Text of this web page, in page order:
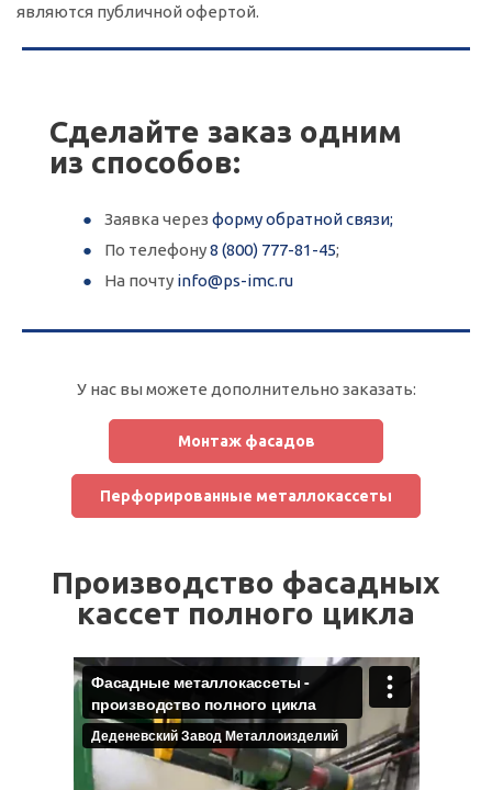
Популярные цвета под камень Популярные цвета под камень
являются публичной офертой.
Сделайте заказ одним
из способов:
Заявка через форму обратной связи;
По телефону8 (800) 777-81-45;
На почту info@ps-imc.ru
У нас вы можете дополнительно заказать:
Монтаж фасадов
Перфорированные металлокассеты
Производство фасадных
кассет полного цикла